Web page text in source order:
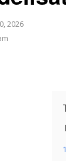
2026
1